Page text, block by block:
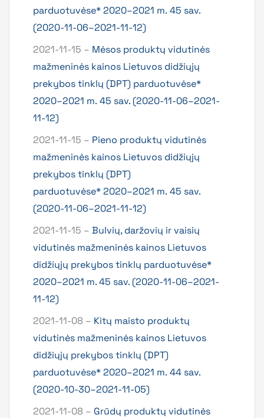
parduotuvėse* 2020–2021 m. 45 sav.
(2020-11-06–2021-11-12)
2021-11-15 – Mėsos produktų vidutinės
mažmeninės kainos Lietuvos didžiųjų
prekybos tinklų (DPT) parduotuvėse*
2020–2021 m. 45 sav. (2020-11-06–2021-
11-12)
2021-11-15 – Pieno produktų vidutinės
mažmeninės kainos Lietuvos didžiųjų
prekybos tinklų (DPT)
parduotuvėse* 2020–2021 m. 45 sav.
(2020-11-06–2021-11-12)
2021-11-15 – Bulvių, daržovių ir vaisių
vidutinės mažmeninės kainos Lietuvos
didžiųjų prekybos tinklų parduotuvėse*
2020–2021 m. 45 sav. (2020-11-06–2021-
11-12)
2021-11-08 – Kitų maisto produktų
vidutinės mažmeninės kainos Lietuvos
didžiųjų prekybos tinklų (DPT)
parduotuvėse* 2020–2021 m. 44 sav.
(2020-10-30–2021-11-05)
2021-11-08 – Grūdų produktų vidutinės